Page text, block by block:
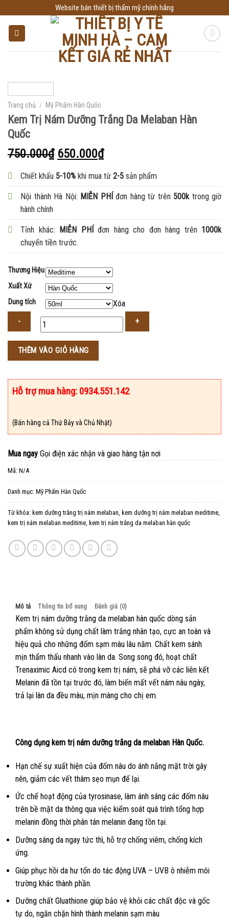
to
content
Website bán thiết bị thẩm mỹ chính hãng
Trang chủ / Mỹ Phẩm Hàn Quốc
Kem Trị Nám Dưỡng Trắng Da Melaban Hàn
Quốc
750.000₫ 650.000₫
Chiết khấu 5-10% khi mua từ 2-5 sản phẩm
Nội thành Hà Nội: MIỄN PHÍđơn hàng từ trên 500k trong giờ
hành chính
Tỉnh khác: MIỄN PHÍđơn hàng cho đơn hàng trên 1000k
chuyển tiền trước.
Thương Hiệu
Xuất Xứ
Dung tích
Xóa
THÊM VÀO GIỎ HÀNG
Hỗ trợ mua hàng: 0934.551.142
(Bán hàng cả Thứ Bảy và Chủ Nhật)
Mua ngay Gọi điện xác nhận và giao hàng tận nơi
Mã: N/A
Danh mục: Mỹ Phẩm Hàn Quốc
Từ khóa: kem dưỡng trắng trị nám melaban, kem dưỡng trị nám melaban meditime,
kem trị nám melaban meditime, kem trị nám trắng da melaban hàn quốc
Mô tả Thông tin bổ sung Đánh giá (0)
Kem trị nám dưỡng trắng da melaban hàn quốc dòng sản
phẩm không sử dụng chất làm trắng nhân tạo, cực an toàn và
hiệu quả cho những đốm sạm màu lâu năm. Chất kem sánh
mịn thẩm thấu nhanh vào làn da. Song song đó, hoạt chất
Trenaximic Aicd có trong kem trị nám, sẽ phá vỡ các liên kết
Melanin đã tồn tại trước đó, làm biến mất vết nám nâu ngày,
trả lại làn da đều màu, mịn màng cho chị em.
Công dụng kem trị nám dưỡng trắng da melaban Hàn Quốc.
Hạn chế sự xuất hiện của đốm nâu do ánh nắng mặt trời gây
nên, giảm các vết thâm sẹo mụn để lại.
Ức chế hoạt động của tyrosinase, làm ánh sáng các đốm nâu
trên bề mặt da thông qua việc kiểm soát quá trình tổng hợp
melanin đồng thời phân tán melanin đang tồn tại.
Dưỡng sáng da ngay tức thì, hỗ trợ chống viêm, chống kích
ứng.
Giúp phục hồi da hư tổn do tác động UVA – UVB ô nhiễm môi
trường khác thành phần.
Dưỡng chất Gluathione giúp bảo vệ khỏi các chất độc và gốc
tự do, ngăn chặn hình thành melanin sạm màu